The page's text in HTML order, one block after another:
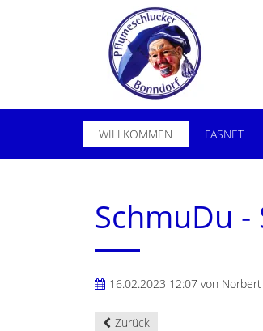
WILLKOMMEN FASNET
SchmuDu
16.02.2023 12:07 von
Zurück